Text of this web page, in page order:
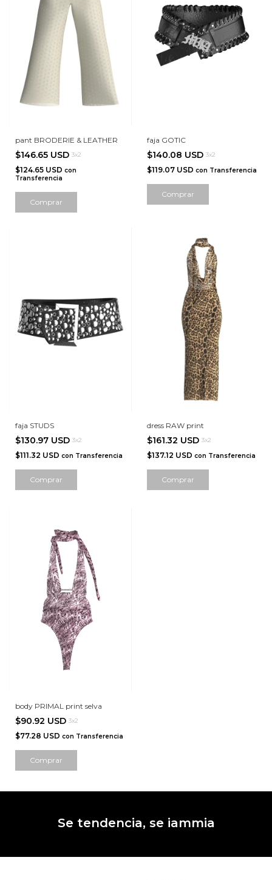
pant BRODERIE & LEATHER
$146.65 USD 3x2
$124.65 USD con
Transferencia
Comprar
faja GOTIC
$140.08 USD 3x2
$119.07 USD con Transferencia
faja STUDS
$130.97 USD 3x2
$111.32 USD con Transferencia
dress RAW print
$161.32 USD 3x2
$137.12 USD con Transferencia
body PRIMAL print selva
$90.92 USD 3x2
$77.28 USD con Transferencia
Se tendencia, se iammia